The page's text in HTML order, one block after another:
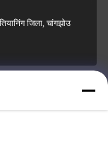
जिला, चांगझोउ